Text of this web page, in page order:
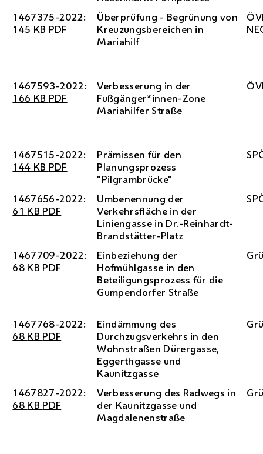
1467375-2022:
145 KB PDF
Überprüfung - Begrünung von
Kreuzungsbereichen in
Mariahilf
1467593-2022:
166 KB PDF
Verbesserung in der
Fußgänger*innen-Zone
Mariahilfer Straße
1467515-2022:
144 KB PDF
Prämissen für den
Planungsprozess
"Pilgrambrücke"
1467656-2022:
61 KB PDF
Umbenennung der
Verkehrsfläche in der
Liniengasse in Dr.-Reinhardt-
Brandstätter-Platz
1467709-2022:
68 KB PDF
Einbeziehung der
Hofmühlgasse in den
Beteiligungsprozess für die
Gumpendorfer Straße
1467768-2022:
68 KB PDF
Eindämmung des
Durchzugsverkehrs in den
Wohnstraßen Dürergasse,
Eggerthgasse und
Kaunitzgasse
1467827-2022:
68 KB PDF
Verbesserung des Radwegs in
der Kaunitzgasse und
Magdalenenstraße